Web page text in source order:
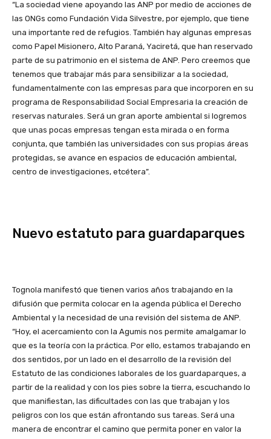
“La sociedad viene apoyando las ANP por medio de acciones de
las ONGs como Fundación Vida Silvestre, por ejemplo, que tiene
una importante red de refugios. También hay algunas empresas
como Papel Misionero, Alto Paraná, Yaciretá, que han reservado
parte de su patrimonio en el sistema de ANP. Pero creemos que
tenemos que trabajar más para sensibilizar a la sociedad,
fundamentalmente con las empresas para que incorporen en su
programa de Responsabilidad Social Empresaria la creación de
reservas naturales. Será un gran aporte ambiental si logremos
que unas pocas empresas tengan esta mirada o en forma
conjunta, que también las universidades con sus propias áreas
protegidas, se avance en espacios de educación ambiental,
centro de investigaciones, etcétera”.
Nuevo estatuto para guardaparques
Tognola manifestó que tienen varios años trabajando en la
difusión que permita colocar en la agenda pública el Derecho
Ambiental y la necesidad de una revisión del sistema de ANP.
“Hoy, el acercamiento con la Agumis nos permite amalgamar lo
que es la teoría con la práctica. Por ello, estamos trabajando en
dos sentidos, por un lado en el desarrollo de la revisión del
Estatuto de las condiciones laborales de los guardaparques, a
partir de la realidad y con los pies sobre la tierra, escuchando lo
que manifiestan, las dificultades con las que trabajan y los
peligros con los que están afrontando sus tareas. Será una
manera de encontrar el camino que permita poner en valor la